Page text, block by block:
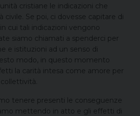
cristiane le indicazioni che
civile. Se poi, ci dovesse capitare di
cui tali indicazioni vengono
siamo chiamati a spenderci per
e istituzioni ad un senso di
modo, in questo momento
la carità intesa come amore per
tenere presenti le conseguenze
mettendo in atto e gli effetti di